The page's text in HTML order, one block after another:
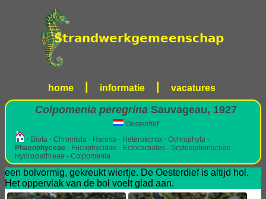
home informatie vacatures
Colpomenia peregrina Sauvageau, 1927
Oesterdief
- Biota - Chromista - Harosa - Heterokonta - Ochrophyta -
Phaeophyceae - Fucophycidae - Ectocarpales - Scytosiphonaceae -
Hydroclathreae - Colpomenia
een bolvormig, gekreukt wiertje. De Oesterdief is altijd hol.
Het oppervlak van de bol voelt glad aan.